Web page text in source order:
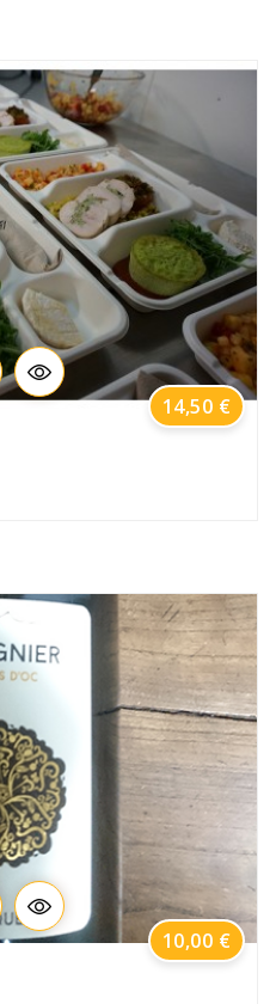
Prix
14,50 €
Prix
10,00 €